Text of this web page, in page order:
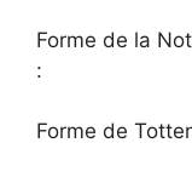
Forme de la
:
Forme de